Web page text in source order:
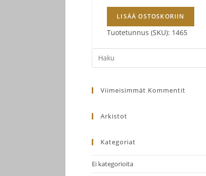
Kotkan
Meripäivät
28.7.2021
Lähtö
Kampista
autoasema
23.00
LISÄÄ OSTOSKORIIN
Tuotetunnus (SKU): 1465
Search
this
Viimeisimmät Kommentit
Arkistot
Kategoriat
Ei kategorioita